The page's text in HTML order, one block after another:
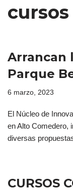
cursos
Arrancan
Parque
6 marzo, 2023
El Núcleo de
en Alto Comedero,
diversas
CURSOS